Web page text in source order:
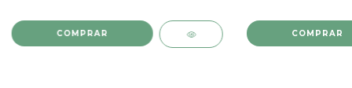
COMPRAR COMPRAR